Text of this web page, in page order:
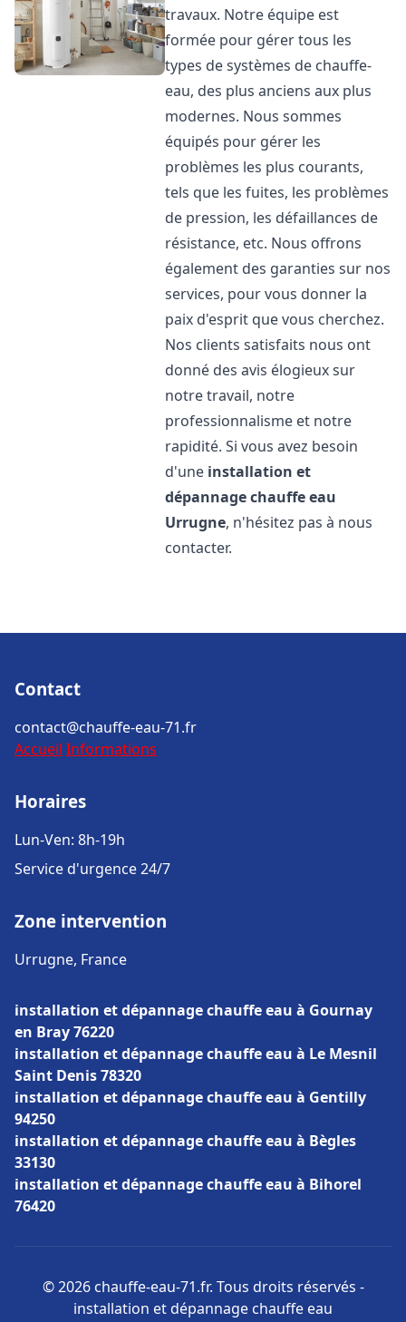
travaux. Notre équipe est
formée pour gérer tous les
types de systèmes de chauffe-
eau, des plus anciens aux plus
modernes. Nous sommes
équipés pour gérer les
problèmes les plus courants,
tels que les fuites, les problèmes
de pression, les défaillances de
résistance, etc. Nous offrons
également des garanties sur nos
services, pour vous donner la
paix d'esprit que vous cherchez.
Nos clients satisfaits nous ont
donné des avis élogieux sur
notre travail, notre
professionnalisme et notre
rapidité. Si vous avez besoin
d'une installation et
dépannage chauffe eau
Urrugne, n'hésitez pas à nous
contacter.
Contact
contact@chauffe-eau-71.fr
Accueil Informations
Horaires
Lun-Ven: 8h-19h
Service d'urgence 24/7
Zone intervention
Urrugne, France
installation et dépannage chauffe eau à Gournay
en Bray 76220
installation et dépannage chauffe eau à Le Mesnil
Saint Denis 78320
installation et dépannage chauffe eau à Gentilly
94250
installation et dépannage chauffe eau à Bègles
33130
installation et dépannage chauffe eau à Bihorel
76420
© 2026 chauffe-eau-71.fr. Tous droits réservés -
installation et dépannage chauffe eau